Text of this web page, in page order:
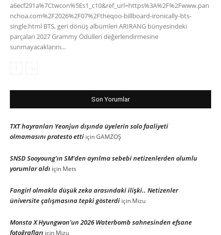
a6ecf291a%7Ctwcon%5Es1_c10&ref_url=https%3A%2F%2Fwww.pan
nchoa.com%2F2026%2F07%2Ftheqoo-billboard-ironically-bts-
single.html BTS, geri dönüş albümleri ARIRANG bünyesindeki
parçaları 2027 Grammy Ödülleri değerlendirmesine
sunmayacaklarını...
Son Yorumlar
TXT hayranları Yeonjun dışında üyelerin solo faaliyeti
olmamasını protesto etti içinGAMZOŞ
SNSD Sooyoung’ın SM’den ayrılma sebebi netizenlerden olumlu
yorumlar aldı için Mets
Fangirl olmakla düşük zeka arasındaki ilişki.. Netizenler
üniversite çalışmasına tepki gösterdi için Mizu
Monsta X Hyungwon’un 2026 Waterbomb sahnesinden efsane
fotoğrafları için Mizu